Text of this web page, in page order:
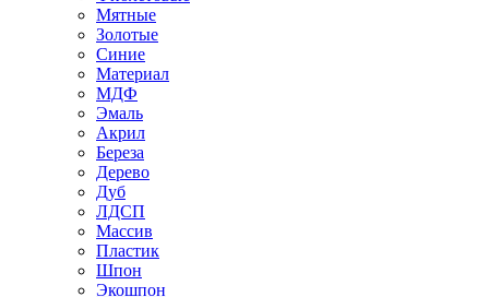
Мятные
Золотые
Синие
Материал
МДФ
Эмаль
Акрил
Береза
Дерево
Дуб
ЛДСП
Массив
Пластик
Шпон
Экошпон